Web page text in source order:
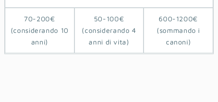
70-200€
(considerando 10
anni)
50-100€
(considerando 4
anni di vita)
600-1200€
(sommando i
canoni)